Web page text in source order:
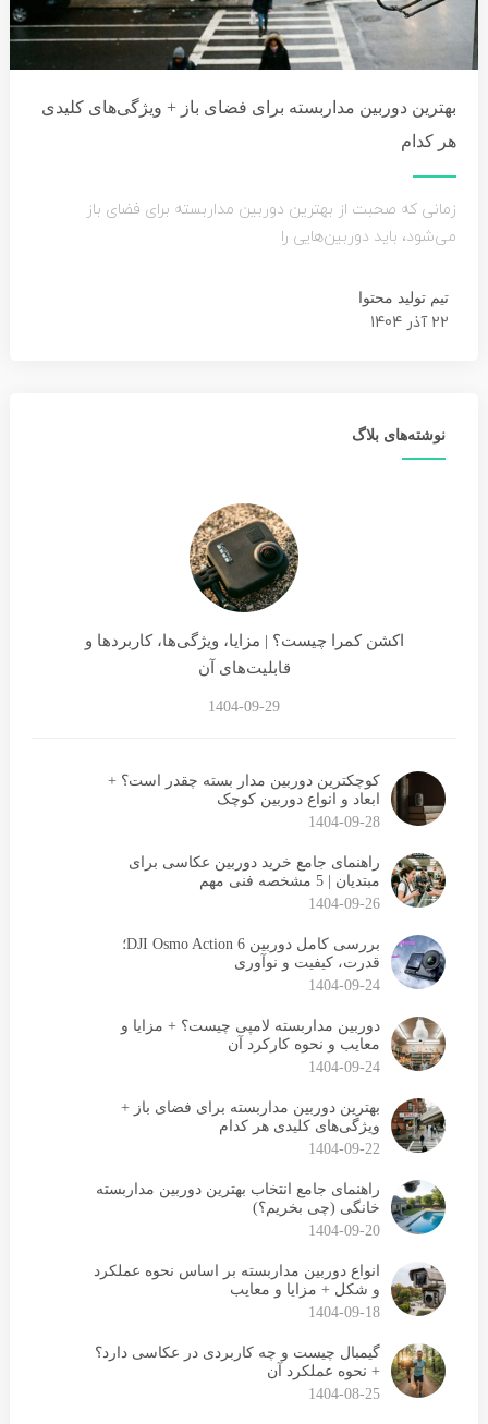
بهترین دوربین مداربسته برای فضای باز + ویژگی‌های کلیدی
هر کدام
زمانی که صحبت از بهترین دوربین مداربسته برای فضای باز
می‌شود، باید دوربین‌هایی را
تیم تولید محتوا
22 آذر 1404
نوشته‌های بلاگ
اکشن کمرا چیست؟ | مزایا، ویژگی‌ها، کاربردها و
قابلیت‌های آن
1404-09-29
کوچکترین دوربین مدار بسته چقدر است؟ +
ابعاد و انواع دوربین کوچک
1404-09-28
راهنمای جامع خرید دوربین عکاسی برای
مبتدیان | 5 مشخصه فنی مهم
1404-09-26
بررسی کامل دوربین DJI Osmo Action 6؛
قدرت، کیفیت و نوآوری
1404-09-24
دوربین مداربسته لامپی چیست؟ + مزایا و
معایب و نحوه کارکرد آن
1404-09-24
بهترین دوربین مداربسته برای فضای باز +
ویژگی‌های کلیدی هر کدام
1404-09-22
راهنمای جامع انتخاب بهترین دوربین مداربسته
خانگی (چی بخریم؟)
1404-09-20
انواع دوربین مداربسته بر اساس نحوه عملکرد
و شکل + مزایا و معایب
1404-09-18
گیمبال چیست و چه کاربردی در عکاسی دارد؟
+ نحوه عملکرد آن
1404-08-25